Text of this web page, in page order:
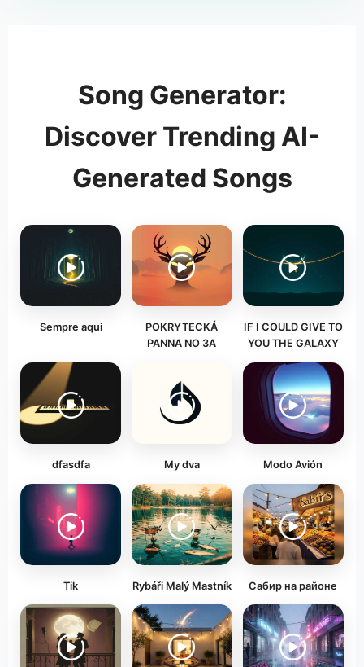
Song Generator:
Discover Trending AI-
Generated Songs
Sempre aqui
POKRYTECKÁ
PANNA NO 3A
IF I COULD GIVE TO
YOU THE GALAXY
dfasdfa My dva Modo Avión
Tik Rybáři Malý Mastník Сабир на районе